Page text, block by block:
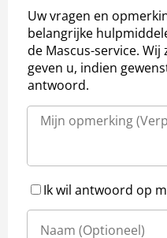
Uw vragen en
belangrijke
de Mascus-service.
geven u, indien
antwoord.
Ik wil antwoord op